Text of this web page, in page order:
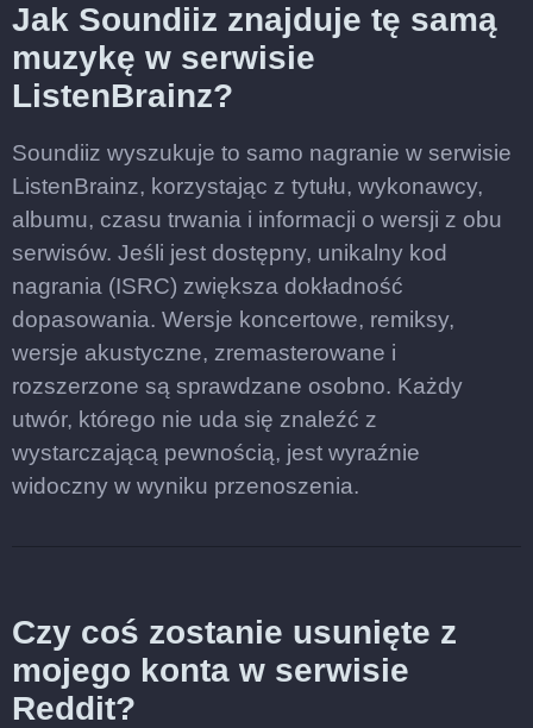
Jak Soundiiz znajduje tę samą
muzykę w serwisie
ListenBrainz?
Soundiiz wyszukuje to samo nagranie w serwisie
ListenBrainz, korzystając z tytułu, wykonawcy,
albumu, czasu trwania i informacji o wersji z obu
serwisów. Jeśli jest dostępny, unikalny kod
nagrania (ISRC) zwiększa dokładność
dopasowania. Wersje koncertowe, remiksy,
wersje akustyczne, zremasterowane i
rozszerzone są sprawdzane osobno. Każdy
utwór, którego nie uda się znaleźć z
wystarczającą pewnością, jest wyraźnie
widoczny w wyniku przenoszenia.
Czy coś zostanie usunięte z
mojego konta w serwisie
Reddit?